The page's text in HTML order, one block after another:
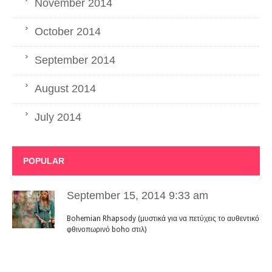
November 2014
October 2014
September 2014
August 2014
July 2014
POPULAR
September 15, 2014 9:33 am
Bohemian Rhapsody (μυστικά για να πετύχεις το αυθεντικό
φθινοπωρινό boho στιλ)